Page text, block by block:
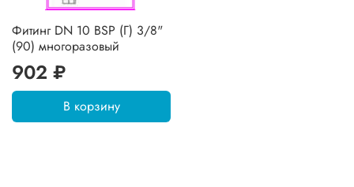
Фитинг DN 10 BSP (Г) 3/8"
(90) многоразовый
902 ₽
В корзину